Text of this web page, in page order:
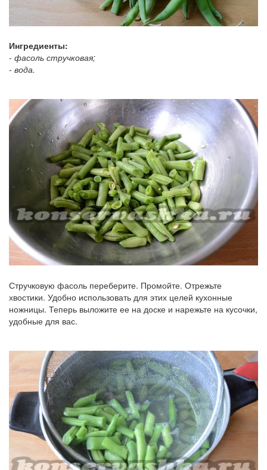
Ингредиенты:
- фасоль стручковая;
- вода.
Стручковую фасоль переберите. Промойте. Отрежьте
хвостики. Удобно использовать для этих целей кухонные
ножницы. Теперь выложите ее на доске и нарежьте на кусочки,
удобные для вас.